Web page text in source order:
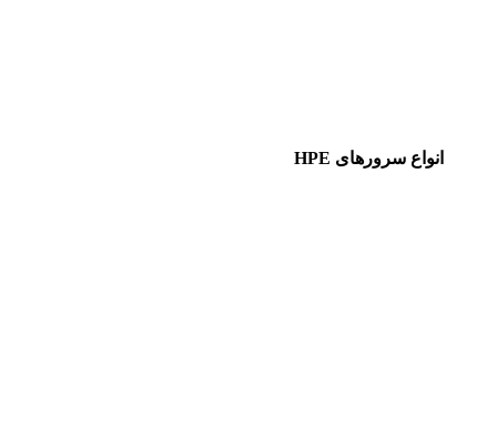
انواع سرورهای HPE